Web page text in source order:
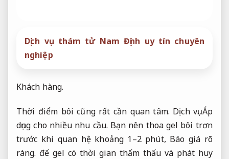
Dịch vụ thám tử Nam Định uy tín chuyên
nghiệp
Khách hàng.
Thời điểm bôi cũng rất cần quan tâm. Dịch vụ. Áp
dụng cho nhiều nhu cầu. Bạn nên thoa gel bôi trơn
trước khi quan hệ khoảng 1–2 phút, Báo giá rõ
ràng. để gel có thời gian thẩm thấu và phát huy